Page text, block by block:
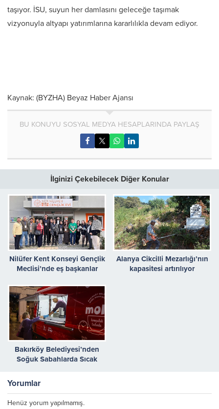
taşıyor. İSU, suyun her damlasını geleceğe taşımak
vizyonuyla altyapı yatırımlarına kararlılıkla devam ediyor.
Kaynak: (BYZHA) Beyaz Haber Ajansı
BU KONUYU SOSYAL MEDYA HESAPLARINDA PAYLAŞ
İlginizi Çekebilecek Diğer Konular
Nilüfer Kent Konseyi Gençlik
Meclisi’nde eş başkanlar
Alanya Cikcilli Mezarlığı’nın
kapasitesi artırılıyor
Bakırköy Belediyesi’nden
Soğuk Sabahlarda Sıcak
Yorumlar
Henüz yorum yapılmamış.